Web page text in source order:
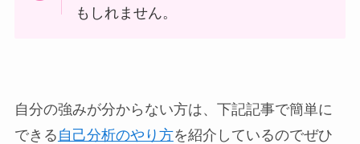
もしれません。
自分の強みが分からない方は、下記記事で簡単に
できる 自己分析のやり方を紹介しているのでぜひ